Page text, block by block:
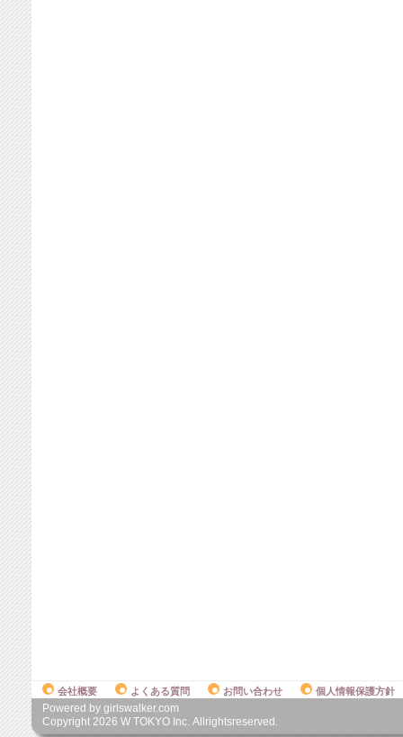
会社概要 よくある質問 お問い合わせ 個人情報保護方針
Powered by girlswalker.com
Copyright 2026 W TOKYO Inc. Allrightsreserved.